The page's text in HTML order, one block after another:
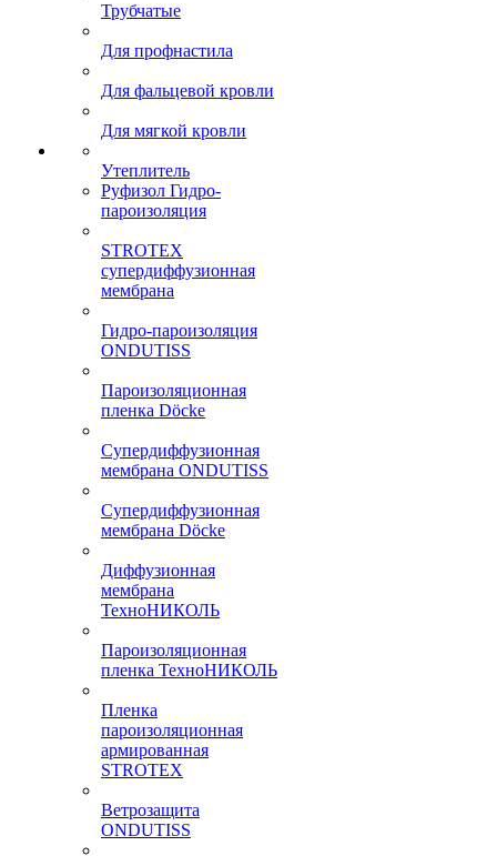
Трубчатые
Для профнастила
Для фальцевой кровли
Для мягкой кровли
Утеплитель
Руфизол Гидро-
пароизоляция
STROTEX
супердиффузионная
мембрана
Гидро-пароизоляция
ONDUTISS
Пароизоляционная
пленка Döcke
Супердиффузионная
мембрана ONDUTISS
Супердиффузионная
мембрана Döcke
Диффузионная
мембрана
ТехноНИКОЛЬ
Пароизоляционная
пленка ТехноНИКОЛЬ
Пленка
пароизоляционная
армированная
STROTEX
Ветрозащита
ONDUTISS